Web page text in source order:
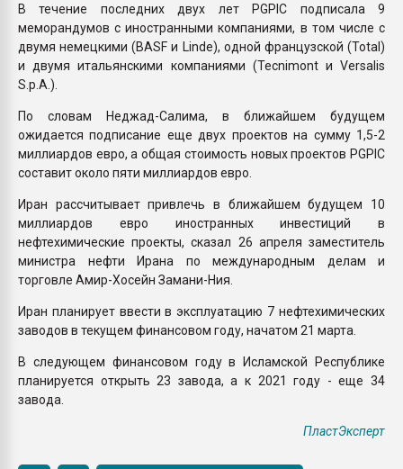
В течение последних двух лет PGPIC подписала 9
меморандумов с иностранными компаниями, в том числе с
двумя немецкими (BASF и Linde), одной французской (Total)
и двумя итальянскими компаниями (Tecnimont и Versalis
S.p.A.).
По словам Неджад-Салима, в ближайшем будущем
ожидается подписание еще двух проектов на сумму 1,5-2
миллиардов евро, а общая стоимость новых проектов PGPIC
составит около пяти миллиардов евро.
Иран рассчитывает привлечь в ближайшем будущем 10
миллиардов евро иностранных инвестиций в
нефтехимические проекты, сказал 26 апреля заместитель
министра нефти Ирана по международным делам и
торговле Амир-Хосейн Замани-Ния.
Иран планирует ввести в эксплуатацию 7 нефтехимических
заводов в текущем финансовом году, начатом 21 марта.
В следующем финансовом году в Исламской Республике
планируется открыть 23 завода, а к 2021 году - еще 34
завода.
ПластЭксперт